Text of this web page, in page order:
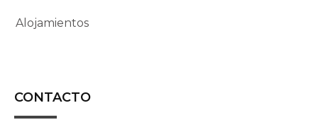
Alojamientos
CONTACTO